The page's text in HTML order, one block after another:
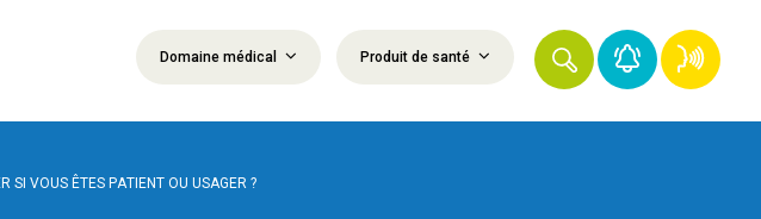
Domaine médical Produit de santé
SI VOUS ÊTES PATIENT OU USAGER ?